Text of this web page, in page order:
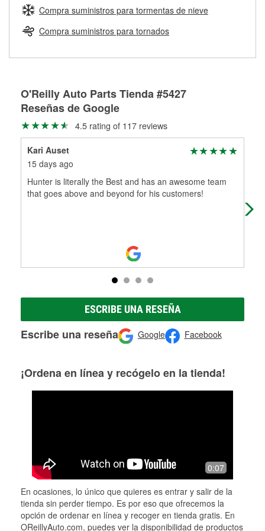
Más información sobre el Programa de Préstamo de
Herramientas de O'Reilly
medirán tus tambores o discos para determinar si pueden
ser rectificados con seguridad. Si tus tambores o discos no
pueden ser reutilizados, podemos ayudarte a encontrar las
partes de reemplazo correctas para tu reparación.
Rectificación de tambores y discos de freno
Compra suministros para tormentas de nieve
Compra suministros para tornados
O'Reilly Auto Parts Tienda #5427
Reseñas de Google
4.5 rating of 117 reviews
Kari Auset
15 days ago
Hunter is literally the Best and has an awesome team
that goes above and beyond for his customers!
ESCRIBE UNA RESEÑA
Escribe una reseña Google Facebook
¡Ordena en línea y recógelo en la tienda!
0:07
En ocasiones, lo único que quieres es entrar y salir de la
tienda sin perder tiempo. Es por eso que ofrecemos la
opción de ordenar en línea y recoger en tienda gratis. En
OReillyAuto.com, puedes ver la disponibilidad de productos